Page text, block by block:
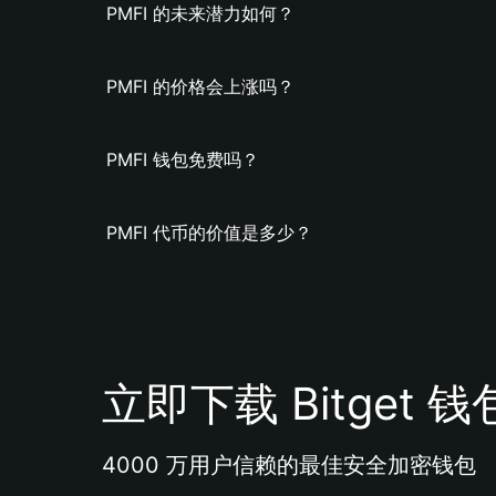
PMFI 的未来潜力如何？
PMFI 的价格会上涨吗？
PMFI 钱包免费吗？
PMFI 代币的价值是多少？
立即下载 Bitget 钱
4000 万用户信赖的最佳安全加密钱包